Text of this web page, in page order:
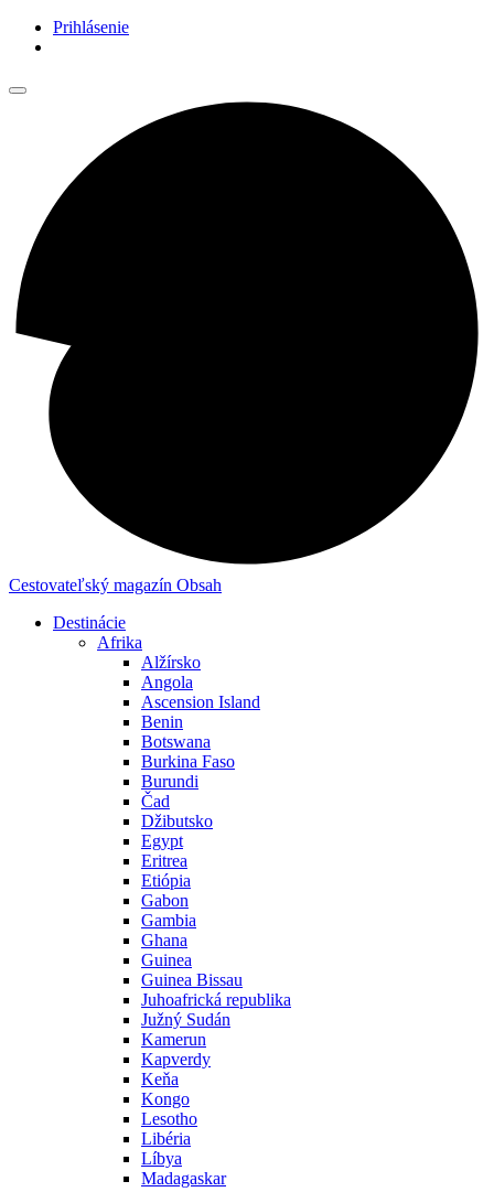
Prihlásenie
Cestovateľský magazín Obsah
Destinácie
Afrika
Alžírsko
Angola
Ascension Island
Benin
Botswana
Burkina Faso
Burundi
Čad
Džibutsko
Egypt
Eritrea
Etiópia
Gabon
Gambia
Ghana
Guinea
Guinea Bissau
Juhoafrická republika
Južný Sudán
Kamerun
Kapverdy
Keňa
Kongo
Lesotho
Libéria
Líbya
Madagaskar